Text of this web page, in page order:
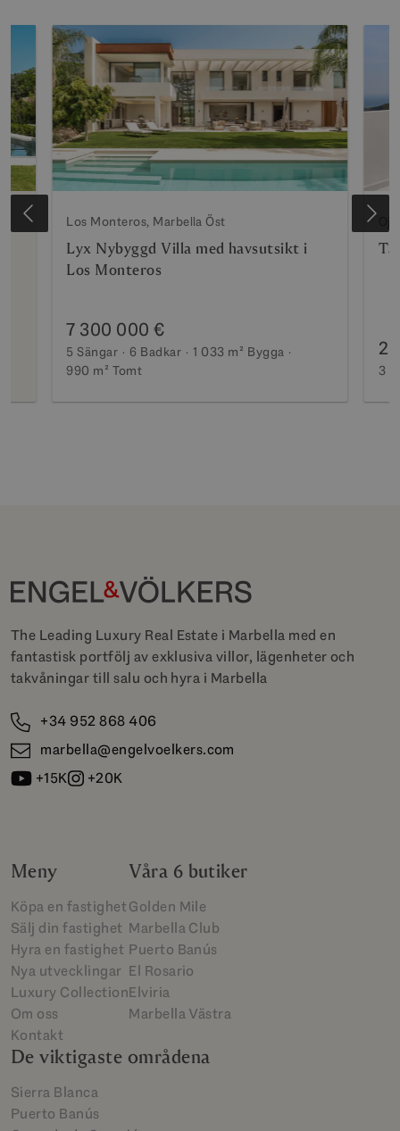
Los Monteros, Marbella Öst
Lyx Nybyggd Villa med havsutsikt i
Los Monteros
7 300 000 €
5 Sängar 6 Badkar 1 033 m² Bygga
990 m² Tomt
2
3
The Leading Luxury Real Estate i Marbella med en
fantastisk portfölj av exklusiva villor, lägenheter och
takvåningar till salu och hyra i Marbella
+34 952 868 406
marbella@engelvoelkers.com
+15K
+20K
Meny
Köpa en fastighet
Sälj din fastighet
Hyra en fastighet
Nya utvecklingar
Luxury Collection
Om oss
Kontakt
Våra 6 butiker
Golden Mile
Marbella Club
Puerto Banús
El Rosario
Elviria
Marbella Västra
De viktigaste områdena
Sierra Blanca
Puerto Banús